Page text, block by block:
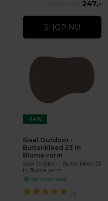
247,-
SHOP NU
-14%
Sisal Outdoor -
Buitenkleed 23 in
Bluma vorm
Sisal Outdoor - Buitenkleed 23
in Bluma vorm
op voorraad
★★★★★ (1)